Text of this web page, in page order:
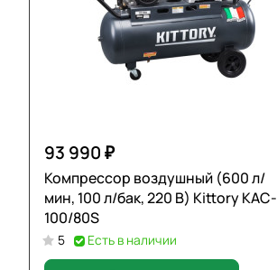
93 990 ₽
Компрессор воздушный (600 л/
мин, 100 л/бак, 220 В) Kittory KAC-
100/80S
5 Есть в наличии